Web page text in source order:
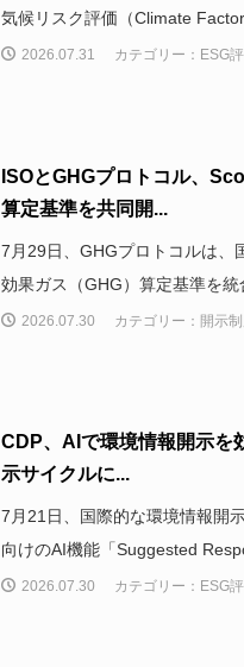
気候リスク評価（Climate
2026.07.31 カテゴリー：ESG
ISOとGHGプロトコル、
算定基準を共同開...
7月29日、GHGプロトコルは、
効果ガス（GHG）算定基準を統
2026.07.30 カテゴリー：開示
CDP、AIで環境情報開示
示サイクルに...
7月21日、国際的な環境情報開
向けのAI機能「Suggested
2026.07.30 カテゴリー：ESG